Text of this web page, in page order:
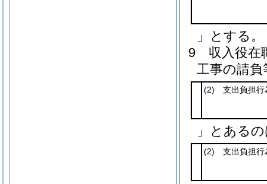
」とする。
9
収入役在
工事の請負
(2) 支出負担行
」とある
(2) 支出負担行